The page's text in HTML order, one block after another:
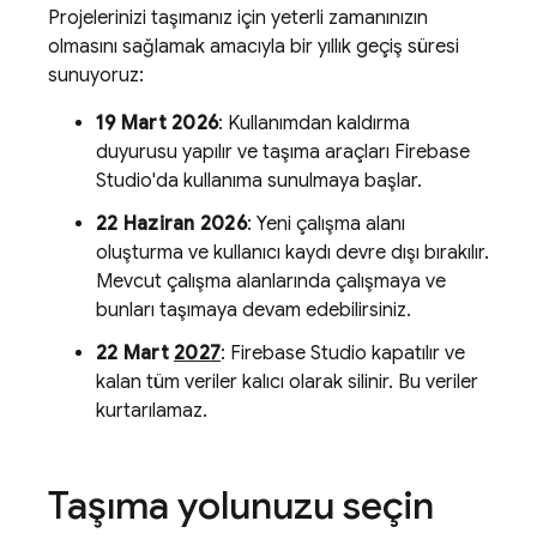
Projelerinizi taşımanız için yeterli zamanınızın
olmasını sağlamak amacıyla bir yıllık geçiş süresi
sunuyoruz:
19 Mart 2026: Kullanımdan kaldırma
duyurusu yapılır ve taşıma araçları Firebase
Studio'da kullanıma sunulmaya başlar.
22 Haziran 2026: Yeni çalışma alanı
oluşturma ve kullanıcı kaydı devre dışı bırakılır.
Mevcut çalışma alanlarında çalışmaya ve
bunları taşımaya devam edebilirsiniz.
22 Mart 2027: Firebase Studio kapatılır ve
kalan tüm veriler kalıcı olarak silinir. Bu veriler
kurtarılamaz.
Taşıma yolunuzu seçin